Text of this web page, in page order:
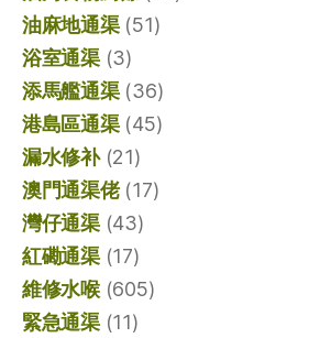
油麻地通渠(51)
浴室通渠(3)
添馬艦通渠(36)
港島區通渠(45)
漏水修补(21)
澳門通渠佬(17)
灣仔通渠(43)
紅磡通渠(17)
維修水喉(605)
緊急通渠(11)